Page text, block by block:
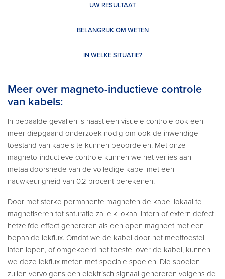
UW RESULTAAT
BELANGRIJK OM WETEN
IN WELKE SITUATIE?
Meer over magneto-inductieve controle
van kabels:
In bepaalde gevallen is naast een visuele controle ook een
meer diepgaand onderzoek nodig om ook de inwendige
toestand van kabels te kunnen beoordelen. Met onze
magneto-inductieve controle kunnen we het verlies aan
metaaldoorsnede van de volledige kabel met een
nauwkeurigheid van 0,2 procent berekenen.
Door met sterke permanente magneten de kabel lokaal te
magnetiseren tot saturatie zal elk lokaal intern of extern defect
hetzelfde effect genereren als een open magneet met een
bepaalde lekflux. Omdat we de kabel door het meettoestel
laten lopen, of omgekeerd het toestel over de kabel, kunnen
we deze lekflux meten met speciale spoelen. Die spoelen
zullen vervolgens een elektrisch signaal genereren volgens de